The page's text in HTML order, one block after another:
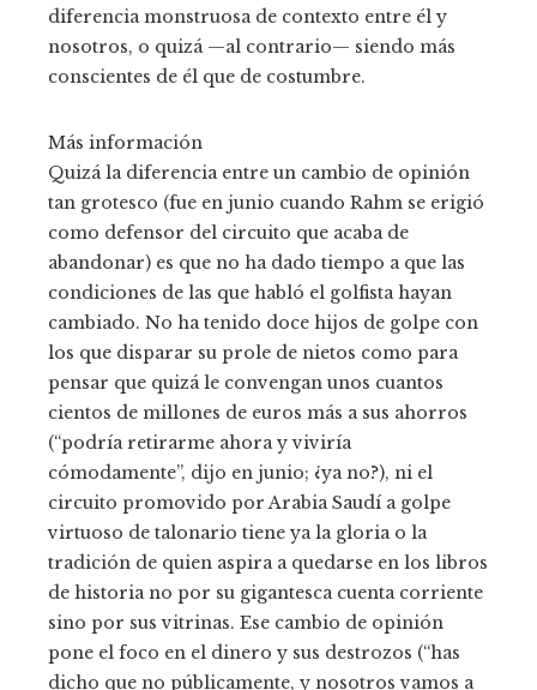
diferencia monstruosa de contexto entre él y
nosotros, o quizá —al contrario— siendo más
conscientes de él que de costumbre.
Más información
Quizá la diferencia entre un cambio de opinión
tan grotesco (fue en junio cuando Rahm se erigió
como defensor del circuito que acaba de
abandonar) es que no ha dado tiempo a que las
condiciones de las que habló el golfista hayan
cambiado. No ha tenido doce hijos de golpe con
los que disparar su prole de nietos como para
pensar que quizá le convengan unos cuantos
cientos de millones de euros más a sus ahorros
(“podría retirarme ahora y viviría
cómodamente”, dijo en junio; ¿ya no?), ni el
circuito promovido por Arabia Saudí a golpe
virtuoso de talonario tiene ya la gloria o la
tradición de quien aspira a quedarse en los libros
de historia no por su gigantesca cuenta corriente
sino por sus vitrinas. Ese cambio de opinión
pone el foco en el dinero y sus destrozos (“has
dicho que no públicamente, y nosotros vamos a